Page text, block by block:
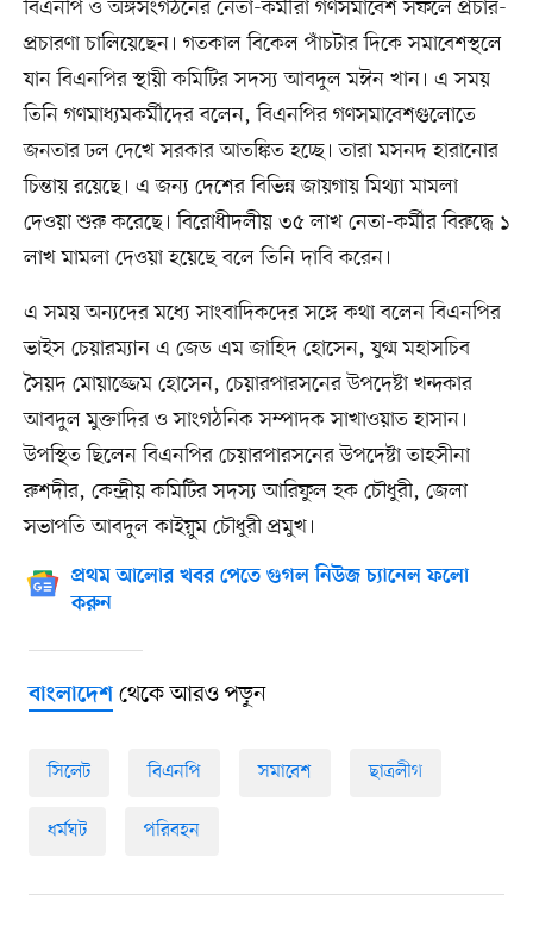
বিএনপি ও অঙ্গসংগঠনের নেতা-কর্মীরা গণসমাবেশ সফলে প্রচার-
প্রচারণা চালিয়েছেন। গতকাল বিকেল পাঁচটার দিকে সমাবেশস্থলে
যান বিএনপির স্থায়ী কমিটির সদস্য আবদুল মঈন খান। এ সময়
তিনি গণমাধ্যমকর্মীদের বলেন, বিএনপির গণসমাবেশগুলোতে
জনতার ঢল দেখে সরকার আতঙ্কিত হচ্ছে। তারা মসনদ হারানোর
চিন্তায় রয়েছে। এ জন্য দেশের বিভিন্ন জায়গায় মিথ্যা মামলা
দেওয়া শুরু করেছে। বিরোধীদলীয় ৩৫ লাখ নেতা-কর্মীর বিরুদ্ধে ১
লাখ মামলা দেওয়া হয়েছে বলে তিনি দাবি করেন।
এ সময় অন্যদের মধ্যে সাংবাদিকদের সঙ্গে কথা বলেন বিএনপির
ভাইস চেয়ারম্যান এ জেড এম জাহিদ হোসেন, যুগ্ম মহাসচিব
সৈয়দ মোয়াজ্জেম হোসেন, চেয়ারপারসনের উপদেষ্টা খন্দকার
আবদুল মুক্তাদির ও সাংগঠনিক সম্পাদক সাখাওয়াত হাসান।
উপস্থিত ছিলেন বিএনপির চেয়ারপারসনের উপদেষ্টা তাহসীনা
রুশদীর, কেন্দ্রীয় কমিটির সদস্য আরিফুল হক চৌধুরী, জেলা
সভাপতি আবদুল কাইয়ুম চৌধুরী প্রমুখ।
প্রথম আলোর খবর পেতে গুগল নিউজ চ্যানেল ফলো
করুন
বাংলাদেশথেকে আরও পড়ুন
সিলেট বিএনপি সমাবেশ ছাত্রলীগ
ধর্মঘট পরিবহন